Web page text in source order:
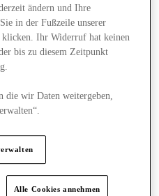
ändern und Ihre
in der Fußzeile unserer
klicken. Ihr Widerruf hat keinen
bis zu diesem Zeitpunkt
die wir Daten weitergeben,
Alle Cookies annehmen